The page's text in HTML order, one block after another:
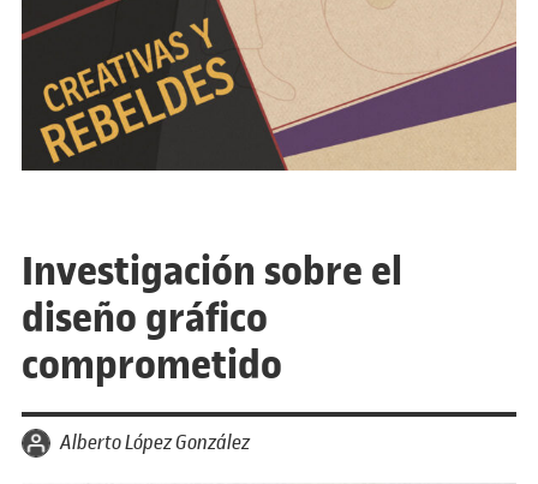
Investigación sobre el
diseño gráfico
comprometido
por Alberto López González